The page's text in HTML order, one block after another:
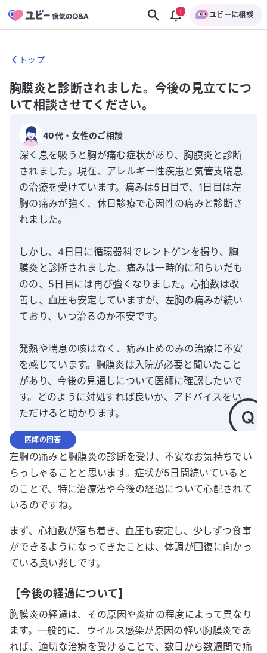
ユビーに相談
トップ
胸膜炎と診断されました。今後の見立てにつ
いて相談させてください。
40代・女性のご相談
深く息を吸うと胸が痛む症状があり、胸膜炎と診断
されました。現在、アレルギー性疾患と気管支喘息
の治療を受けています。痛みは5日目で、1日目は左
胸の痛みが強く、休日診療で心因性の痛みと診断さ
れました。
しかし、4日目に循環器科でレントゲンを撮り、胸
膜炎と診断されました。痛みは一時的に和らいだも
のの、5日目には再び強くなりました。心拍数は改
善し、血圧も安定していますが、左胸の痛みが続い
ており、いつ治るのか不安です。
発熱や喘息の咳はなく、痛み止めのみの治療に不安
を感じています。胸膜炎は入院が必要と聞いたこと
があり、今後の見通しについて医師に確認したいで
す。どのように対処すれば良いか、アドバイスをい
ただけると助かります。
医師の回答
左胸の痛みと胸膜炎の診断を受け、不安なお気持ちでい
らっしゃることと思います。症状が5日間続いていると
のことで、特に治療法や今後の経過について心配されて
いるのですね。
まず、心拍数が落ち着き、血圧も安定し、少しずつ食事
ができるようになってきたことは、体調が回復に向かっ
ている良い兆しです。
【今後の経過について】
胸膜炎の経過は、その原因や炎症の程度によって異なり
ます。一般的に、ウイルス感染が原因の軽い胸膜炎であ
れば、適切な治療を受けることで、数日から数週間で痛